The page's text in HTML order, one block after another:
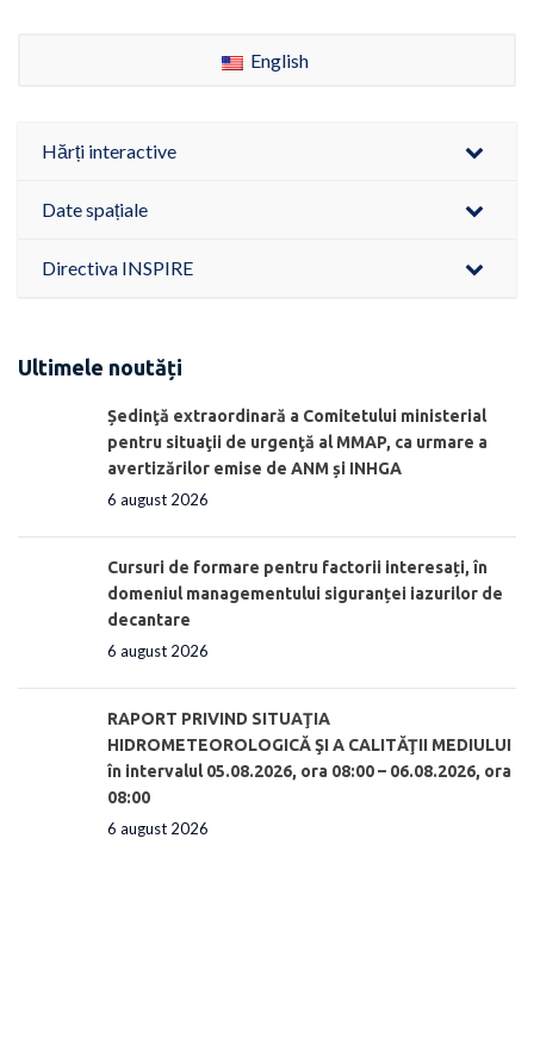
English
Hărți interactive
Date spațiale
Directiva INSPIRE
Ultimele noutăți
Ședinţă extraordinară a Comitetului ministerial
pentru situaţii de urgenţă al MMAP, ca urmare a
avertizărilor emise de ANM și INHGA
6 august 2026
Cursuri de formare pentru factorii interesați, în
domeniul managementului siguranței iazurilor de
decantare
6 august 2026
RAPORT PRIVIND SITUAŢIA
HIDROMETEOROLOGICĂ ŞI A CALITĂŢII MEDIULUI
în intervalul 05.08.2026, ora 08:00 – 06.08.2026, ora
08:00
6 august 2026